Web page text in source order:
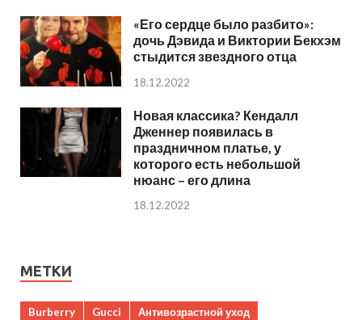
«Его сердце было разбито»:
дочь Дэвида и Виктории Бекхэм
стыдится звездного отца
18.12.2022
Новая классика? Кендалл
Дженнер появилась в
праздничном платье, у
которого есть небольшой
нюанс – его длина
18.12.2022
МЕТКИ
Burberry Gucci
Антивозрастной уход